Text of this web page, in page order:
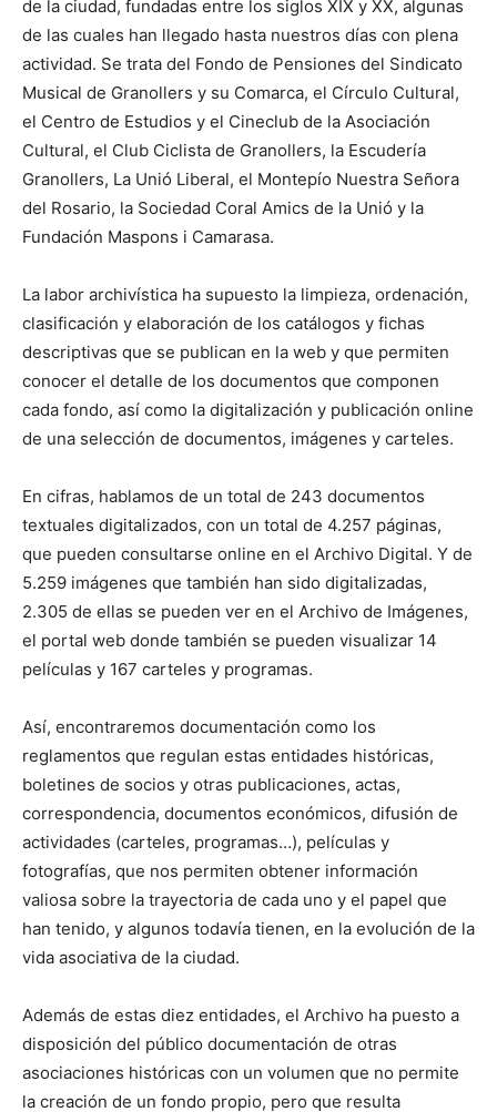
de la ciudad, fundadas entre los siglos XIX y XX, algunas
de las cuales han llegado hasta nuestros días con plena
actividad. Se trata del Fondo de Pensiones del Sindicato
Musical de Granollers y su Comarca, el Círculo Cultural,
el Centro de Estudios y el Cineclub de la Asociación
Cultural, el Club Ciclista de Granollers, la Escudería
Granollers, La Unió Liberal, el Montepío Nuestra Señora
del Rosario, la Sociedad Coral Amics de la Unió y la
Fundación Maspons i Camarasa.
La labor archivística ha supuesto la limpieza, ordenación,
clasificación y elaboración de los catálogos y fichas
descriptivas que se publican en la web y que permiten
conocer el detalle de los documentos que componen
cada fondo, así como la digitalización y publicación online
de una selección de documentos, imágenes y carteles.
En cifras, hablamos de un total de 243 documentos
textuales digitalizados, con un total de 4.257 páginas,
que pueden consultarse online en el Archivo Digital. Y de
5.259 imágenes que también han sido digitalizadas,
2.305 de ellas se pueden ver en el Archivo de Imágenes,
el portal web donde también se pueden visualizar 14
películas y 167 carteles y programas.
Así, encontraremos documentación como los
reglamentos que regulan estas entidades históricas,
boletines de socios y otras publicaciones, actas,
correspondencia, documentos económicos, difusión de
actividades (carteles, programas…), películas y
fotografías, que nos permiten obtener información
valiosa sobre la trayectoria de cada uno y el papel que
han tenido, y algunos todavía tienen, en la evolución de la
vida asociativa de la ciudad.
Además de estas diez entidades, el Archivo ha puesto a
disposición del público documentación de otras
asociaciones históricas con un volumen que no permite
la creación de un fondo propio, pero que resulta